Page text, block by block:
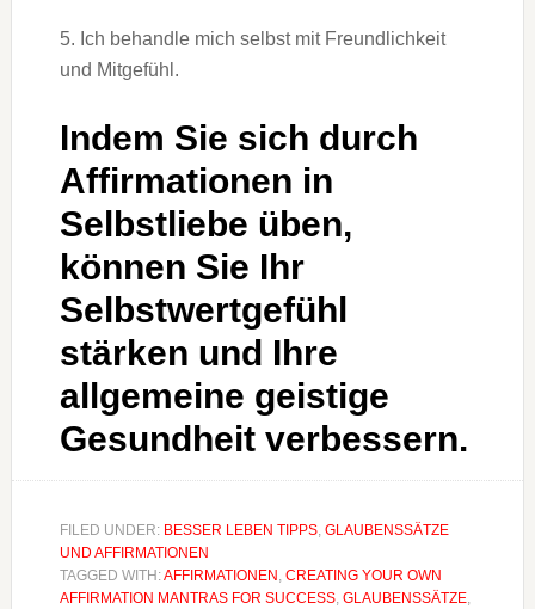
5. Ich behandle mich selbst mit Freundlichkeit
und Mitgefühl.
Indem Sie sich durch
Affirmationen in
Selbstliebe üben,
können Sie Ihr
Selbstwertgefühl
stärken und Ihre
allgemeine geistige
Gesundheit verbessern.
FILED UNDER: BESSER LEBEN TIPPS, GLAUBENSSÄTZE
UND AFFIRMATIONEN
TAGGED WITH:AFFIRMATIONEN , CREATING YOUR OWN
AFFIRMATION MANTRAS FOR SUCCESS, GLAUBENSSÄTZE,